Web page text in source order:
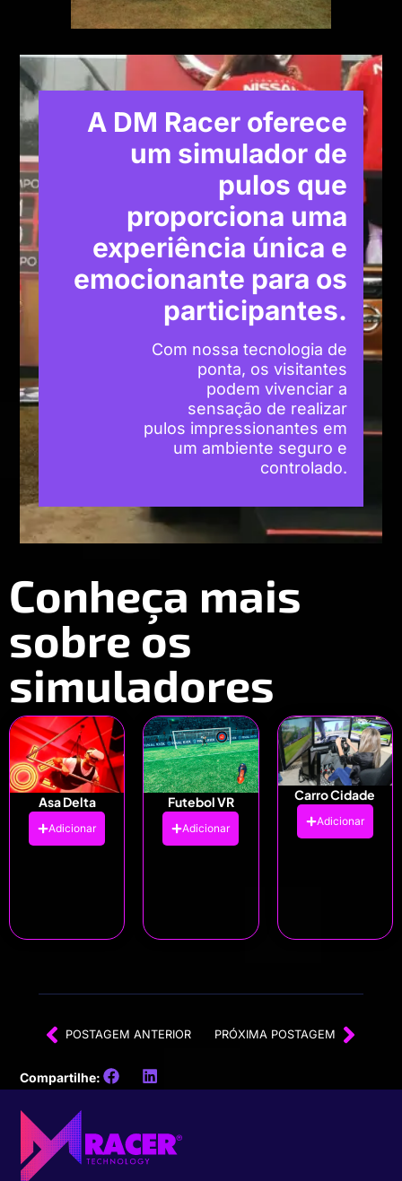
A DM Racer oferece
um simulador de
pulos que
proporciona uma
experiência única e
emocionante para os
participantes.
Com nossa tecnologia de
ponta, os visitantes
podem vivenciar a
sensação de realizar
pulos impressionantes em
um ambiente seguro e
controlado.
Conheça mais
sobre os
simuladores
Asa Delta
Adicionar
Futebol VR
Adicionar
Carro Cidade
Adicionar
POSTAGEM ANTERIOR PRÓXIMA POSTAGEM
Compartilhe: